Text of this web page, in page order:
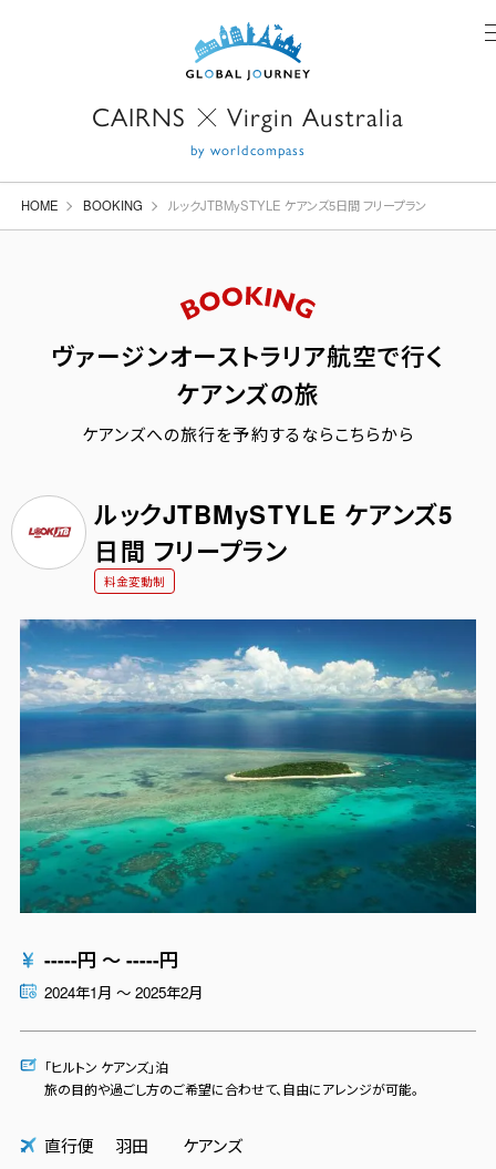
CAIRNS X Virgin Australia
by worldcompass
HOME BOOKING ルックJTBMySTYLE ケアンズ5日間 フリープラン
ヴァージンオーストラリア航空で行く
ケアンズの旅
ケアンズへの旅行を予約するならこちらから
ルックJTBMySTYLE ケアンズ5
日間 フリープラン
料金変動制
-----円 〜 -----円
2024年1月 〜 2025年2月
「ヒルトン ケアンズ」泊
旅の目的や過ごし方のご希望に合わせて、自由にアレンジが可能。
直行便 羽田 ケアンズ